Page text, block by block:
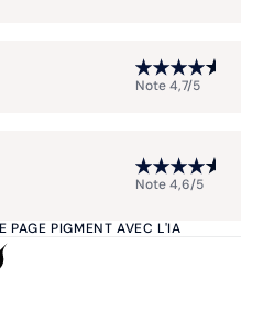
PAGE PIGMENT AVEC L'IA
Note 4,7/5
Note 4,6/5